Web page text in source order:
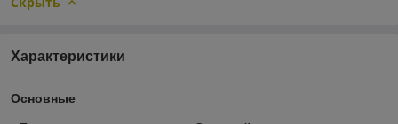
Характеристики
Основные